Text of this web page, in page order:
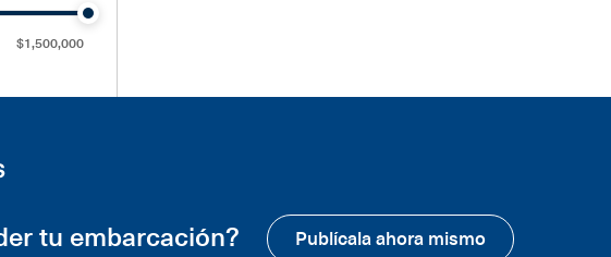
$1,500,000
tu embarcación? Publícala ahora mismo